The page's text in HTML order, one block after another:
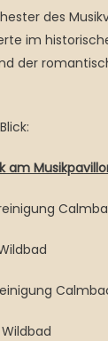
des
im
der